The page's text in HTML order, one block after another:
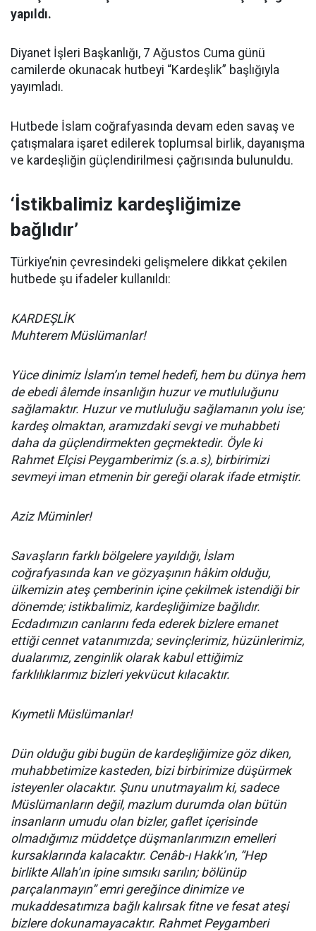
yapıldı.
Diyanet İşleri Başkanlığı, 7 Ağustos Cuma günü
camilerde okunacak hutbeyi “Kardeşlik” başlığıyla
yayımladı.
Hutbede İslam coğrafyasında devam eden savaş ve
çatışmalara işaret edilerek toplumsal birlik, dayanışma
ve kardeşliğin güçlendirilmesi çağrısında bulunuldu.
‘İstikbalimiz kardeşliğimize
bağlıdır’
Türkiye’nin çevresindeki gelişmelere dikkat çekilen
hutbede şu ifadeler kullanıldı:
KARDEŞLİK
Muhterem Müslümanlar!
Yüce dinimiz İslam’ın temel hedefi, hem bu dünya hem
de ebedi âlemde insanlığın huzur ve mutluluğunu
sağlamaktır. Huzur ve mutluluğu sağlamanın yolu ise;
kardeş olmaktan, aramızdaki sevgi ve muhabbeti
daha da güçlendirmekten geçmektedir. Öyle ki
Rahmet Elçisi Peygamberimiz (s.a.s), birbirimizi
sevmeyi iman etmenin bir gereği olarak ifade etmiştir.
Aziz Müminler!
Savaşların farklı bölgelere yayıldığı, İslam
coğrafyasında kan ve gözyaşının hâkim olduğu,
ülkemizin ateş çemberinin içine çekilmek istendiği bir
dönemde; istikbalimiz, kardeşliğimize bağlıdır.
Ecdadımızın canlarını feda ederek bizlere emanet
ettiği cennet vatanımızda; sevinçlerimiz, hüzünlerimiz,
dualarımız, zenginlik olarak kabul ettiğimiz
farklılıklarımız bizleri yekvücut kılacaktır.
Kıymetli Müslümanlar!
Dün olduğu gibi bugün de kardeşliğimize göz diken,
muhabbetimize kasteden, bizi birbirimize düşürmek
isteyenler olacaktır. Şunu unutmayalım ki, sadece
Müslümanların değil, mazlum durumda olan bütün
insanların umudu olan bizler, gaflet içerisinde
olmadığımız müddetçe düşmanlarımızın emelleri
kursaklarında kalacaktır. Cenâb-ı Hakk’ın, “Hep
birlikte Allah’ın ipine sımsıkı sarılın; bölünüp
parçalanmayın” emri gereğince dinimize ve
mukaddesatımıza bağlı kalırsak fitne ve fesat ateşi
bizlere dokunamayacaktır. Rahmet Peygamberi